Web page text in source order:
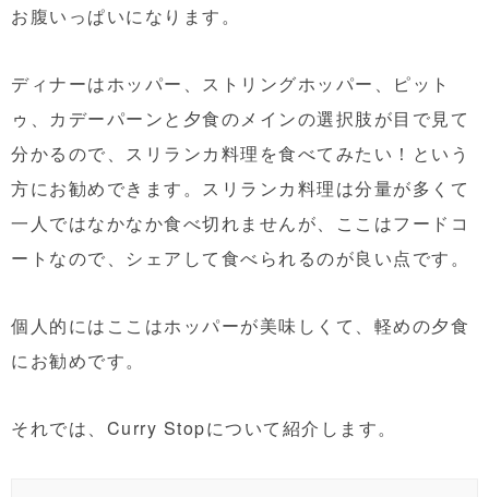
お腹いっぱいになります。
ディナーはホッパー、ストリングホッパー、ピット
ゥ、カデーパーンと夕食のメインの選択肢が目で見て
分かるので、スリランカ料理を食べてみたい！という
方にお勧めできます。スリランカ料理は分量が多くて
一人ではなかなか食べ切れませんが、ここはフードコ
ートなので、シェアして食べられるのが良い点です。
個人的にはここはホッパーが美味しくて、軽めの夕食
にお勧めです。
それでは、Curry Stopについて紹介します。